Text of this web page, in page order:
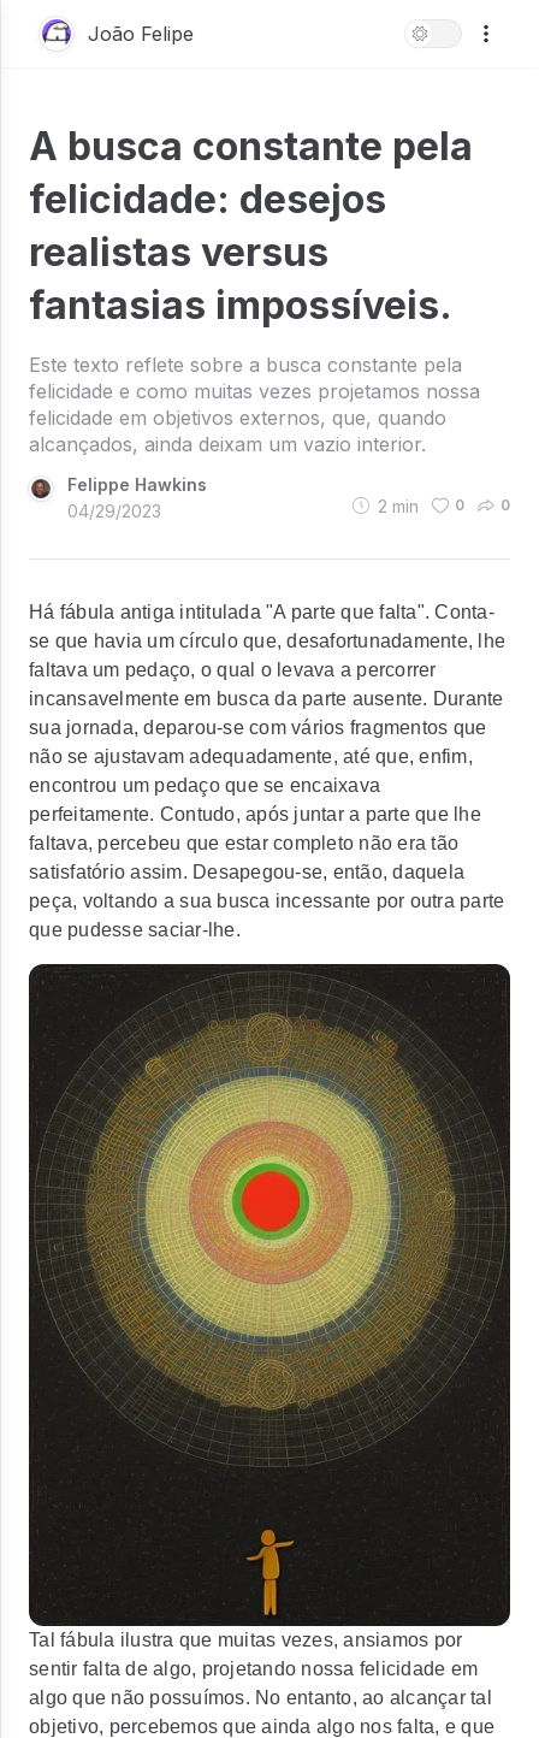
João Felipe
A busca constante pela
felicidade: desejos
realistas versus
fantasias impossíveis.
Este texto reflete sobre a busca constante pela
felicidade e como muitas vezes projetamos nossa
felicidade em objetivos externos, que, quando
alcançados, ainda deixam um vazio interior.
Felippe Hawkins
04/29/2023
2 min 0 0
Há fábula antiga intitulada "A parte que falta". Conta-
se que havia um círculo que, desafortunadamente, lhe
faltava um pedaço, o qual o levava a percorrer
incansavelmente em busca da parte ausente. Durante
sua jornada, deparou-se com vários fragmentos que
não se ajustavam adequadamente, até que, enfim,
encontrou um pedaço que se encaixava
perfeitamente. Contudo, após juntar a parte que lhe
faltava, percebeu que estar completo não era tão
satisfatório assim. Desapegou-se, então, daquela
peça, voltando a sua busca incessante por outra parte
que pudesse saciar-lhe.
Tal fábula ilustra que muitas vezes, ansiamos por
sentir falta de algo, projetando nossa felicidade em
algo que não possuímos. No entanto, ao alcançar tal
objetivo, percebemos que ainda algo nos falta, e que